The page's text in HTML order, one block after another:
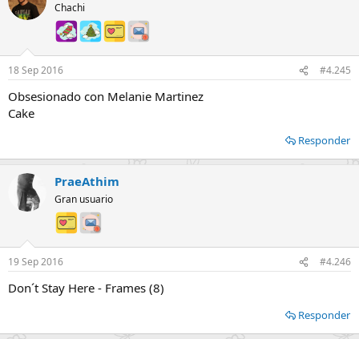
Chachi
18 Sep 2016 #4.245
Obsesionado con Melanie Martinez
Cake
Responder
PraeAthim
Gran usuario
19 Sep 2016 #4.246
Don´t Stay Here - Frames (8)
Responder